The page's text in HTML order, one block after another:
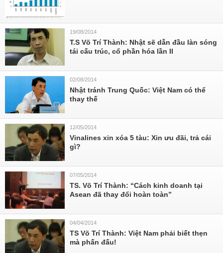
19/08/2014
T.S Võ Trí Thành: Nhật sẽ dẫn đầu làn sóng
tái cấu trúc, cổ phần hóa lần II
02/08/2014
Nhật tránh Trung Quốc: Việt Nam có thể
thay thế
12/05/2014
Vinalines xin xóa 5 tàu: Xin ưu đãi, trả cái
gì?
07/05/2014
TS. Võ Trí Thành: “Cách kinh doanh tại
Asean đã thay đổi hoàn toàn”
04/04/2014
TS Võ Trí Thành: Việt Nam phải biết thẹn
mà phấn đấu!